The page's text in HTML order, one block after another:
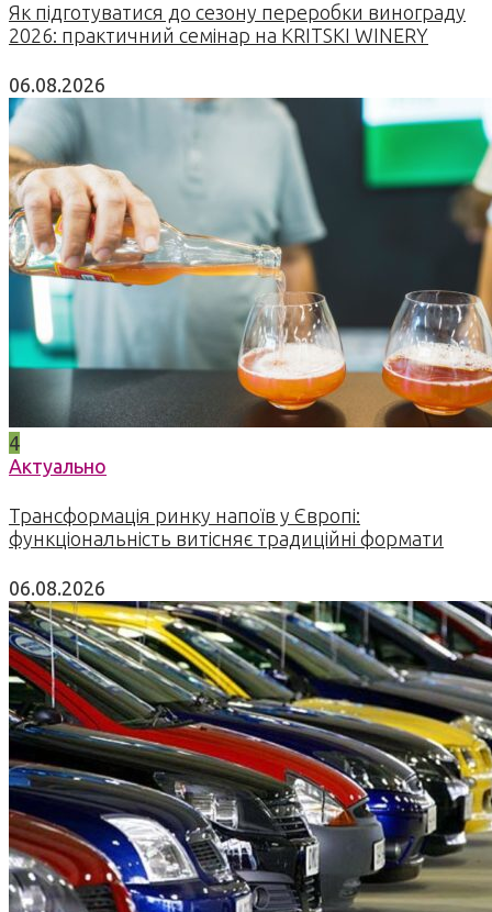
Як підготуватися до сезону переробки винограду
2026: практичний семінар на KRITSKI WINERY
06.08.2026
4
Актуально
Трансформація ринку напоїв у Європі:
функціональність витісняє традиційні формати
06.08.2026